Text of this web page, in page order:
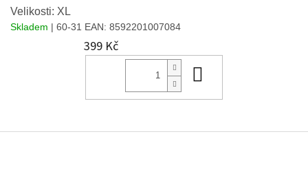
Velikosti: XL
Skladem | 60-31 EAN: 8592201007084
399 Kč
Z